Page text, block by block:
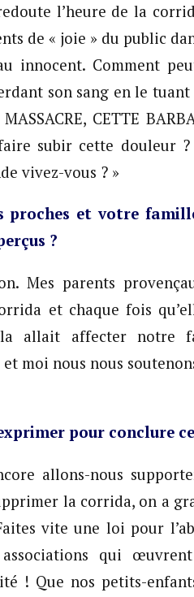
l’heure de la
de « joie » du public
innocent. Comment
son sang en le
MASSACRE, CETTE
subir cette douleur ?
vivez-vous ? »
proches et votre
?
Mes parents
et chaque fois
allait affecter notre
moi nous nous
pour conclure
allons-nous
la corrida, on a
vite une loi pour
qui
! Que nos petits-